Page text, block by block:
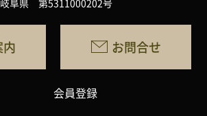
お問合せ
会員登録